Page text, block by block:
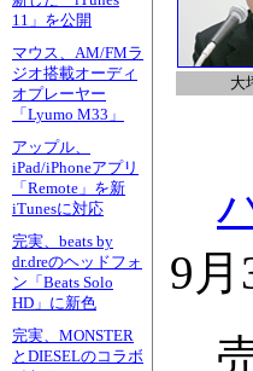
11」を公開
マウス、AM/FMラ
ジオ搭載オーディ
オプレーヤー
「Lyumo M33」
アップル、
iPad/iPhoneアプリ
「Remote」を新
iTunesに対応
完実、beats by
dr.dreのヘッドフォ
ン「Beats Solo
HD」に新色
完実、MONSTER
とDIESELのコラボ
大
9